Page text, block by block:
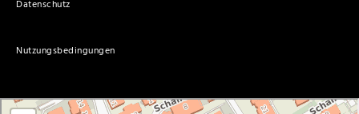
Datenschutz
Nutzungsbedingungen